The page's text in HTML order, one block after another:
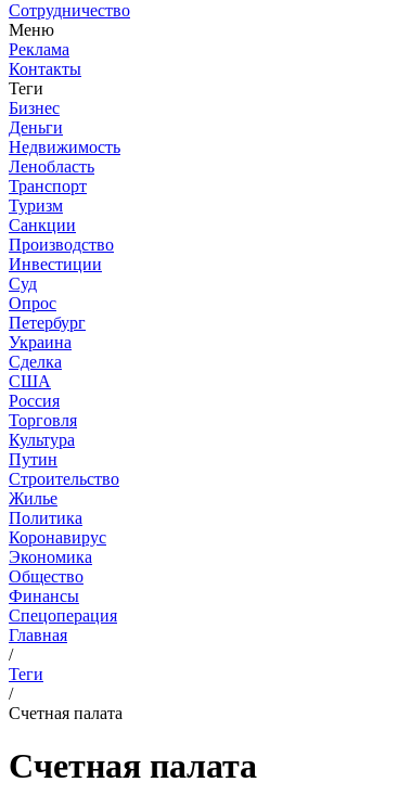
Сотрудничество
Меню
Реклама
Контакты
Теги
Бизнес
Деньги
Недвижимость
Ленобласть
Транспорт
Туризм
Санкции
Производство
Инвестиции
Суд
Опрос
Петербург
Украина
Сделка
США
Россия
Торговля
Культура
Путин
Строительство
Жилье
Политика
Коронавирус
Экономика
Общество
Финансы
Спецоперация
Главная
/
Теги
/
Счетная палата
Счетная палата